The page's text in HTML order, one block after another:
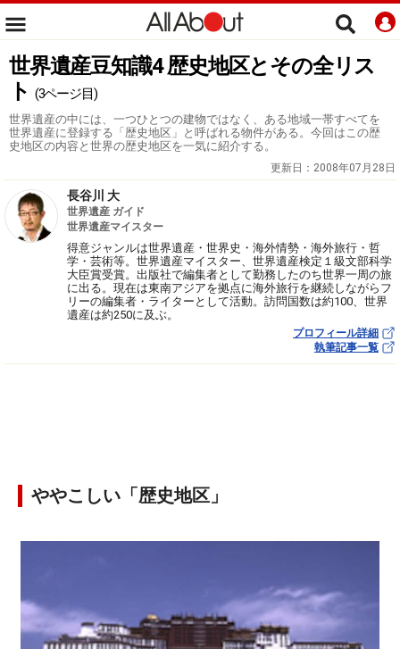
世界遺産豆知識4 歴史地区とその全リス
ト (3ページ目)
世界遺産の中には、一つひとつの建物ではなく、ある地域一帯すべてを
世界遺産に登録する「歴史地区」と呼ばれる物件がある。今回はこの歴
史地区の内容と世界の歴史地区を一気に紹介する。
更新日： 2008年07月28日
長谷川 大
世界遺産 ガイド
世界遺産マイスター
得意ジャンルは世界遺産・世界史・海外情勢・海外旅行・哲
学・芸術等。世界遺産マイスター、世界遺産検定１級文部科学
大臣賞受賞。出版社で編集者として勤務したのち世界一周の旅
に出る。現在は東南アジアを拠点に海外旅行を継続しながらフ
リーの編集者・ライターとして活動。訪問国数は約100、世界
遺産は約250に及ぶ。
プロフィール詳細
執筆記事一覧
ややこしい「歴史地区」